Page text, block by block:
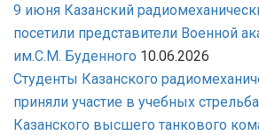
9 июня Казанский
посетили представители Военной
им.С.М. Буденного 10.06.2026
Студенты Казанского
приняли участие в учебных
Казанского высшего танкового